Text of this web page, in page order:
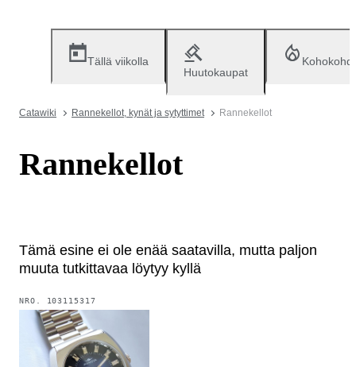
Tällä viikolla
Huutokaupat
Catawiki Rannekellot, kynät ja sytyttimet Rannekellot
Rannekellot
Tämä esine ei ole enää saatavilla, mutta paljon
muuta tutkittavaa löytyy kyllä
NRO. 103115317